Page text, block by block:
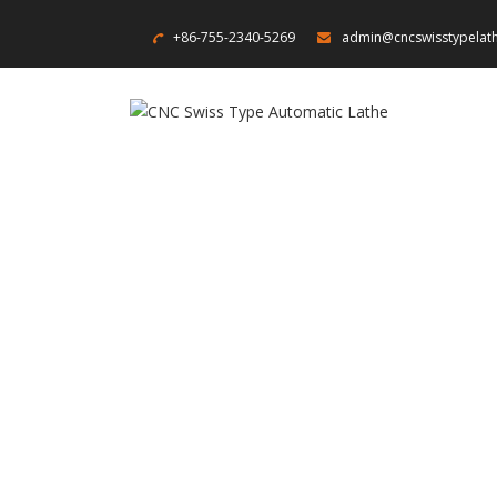
+86-755-2340-5269